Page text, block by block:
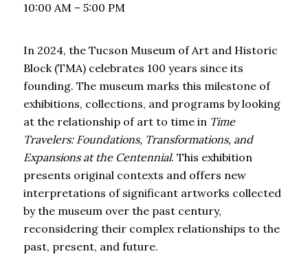
10:00 AM – 5:00 PM
In 2024, the Tucson Museum of Art and Historic
Block (TMA) celebrates 100 years since its
founding. The museum marks this milestone of
exhibitions, collections, and programs by looking
at the relationship of art to time in Time
Travelers: Foundations, Transformations, and
Expansions at the Centennial. This exhibition
presents original contexts and offers new
interpretations of significant artworks collected
by the museum over the past century,
reconsidering their complex relationships to the
past, present, and future.